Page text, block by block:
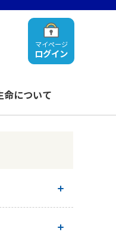
マイページ
ログイン
命について